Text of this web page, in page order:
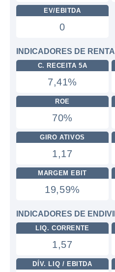
EV/EBITDA
0
INDICADORES DE
C. RECEITA 5A
7,41%
ROE
70%
GIRO ATIVOS
1,17
MARGEM EBIT
19,59%
INDICADORES DE
LIQ. CORRENTE
1,57
DÍV. LIQ / EBITDA